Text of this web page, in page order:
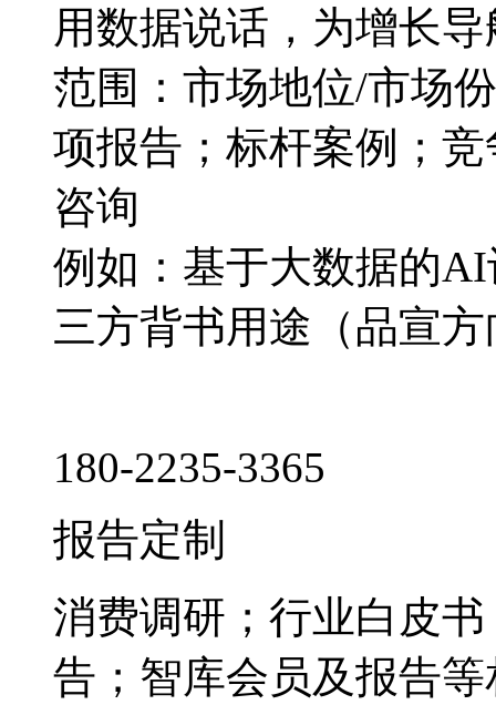
用数据说话，为增长导
范围：市场地位/市场
项报告；标杆案例；
咨询
例如：基于大数据的
三方背书用途（品宣
180-2235-3365
报告定制
消费调研；行业白皮
告；智库会员及报告